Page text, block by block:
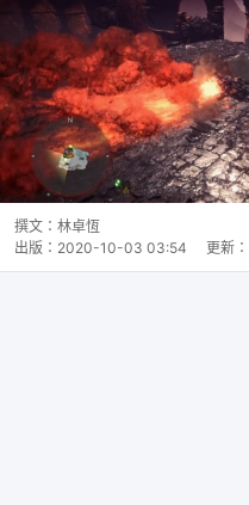
撰文： 林卓恆
出版： 2020-10-03 03:54 更新：